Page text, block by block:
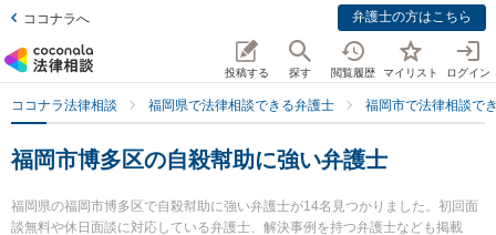
ココナラへ 弁護士の方はこちら
投稿する 探す 閲覧履歴 マイリスト ログイン
ココナラ法律相談 福岡県で法律相談できる弁護士 福岡市で法律相談で
福岡市博多区の自殺幇助に強い弁護士
福岡県の福岡市博多区で自殺幇助に強い弁護士が14名見つかりました。初回面
談無料や休日面談に対応している弁護士、解決事例を持つ弁護士なども掲載